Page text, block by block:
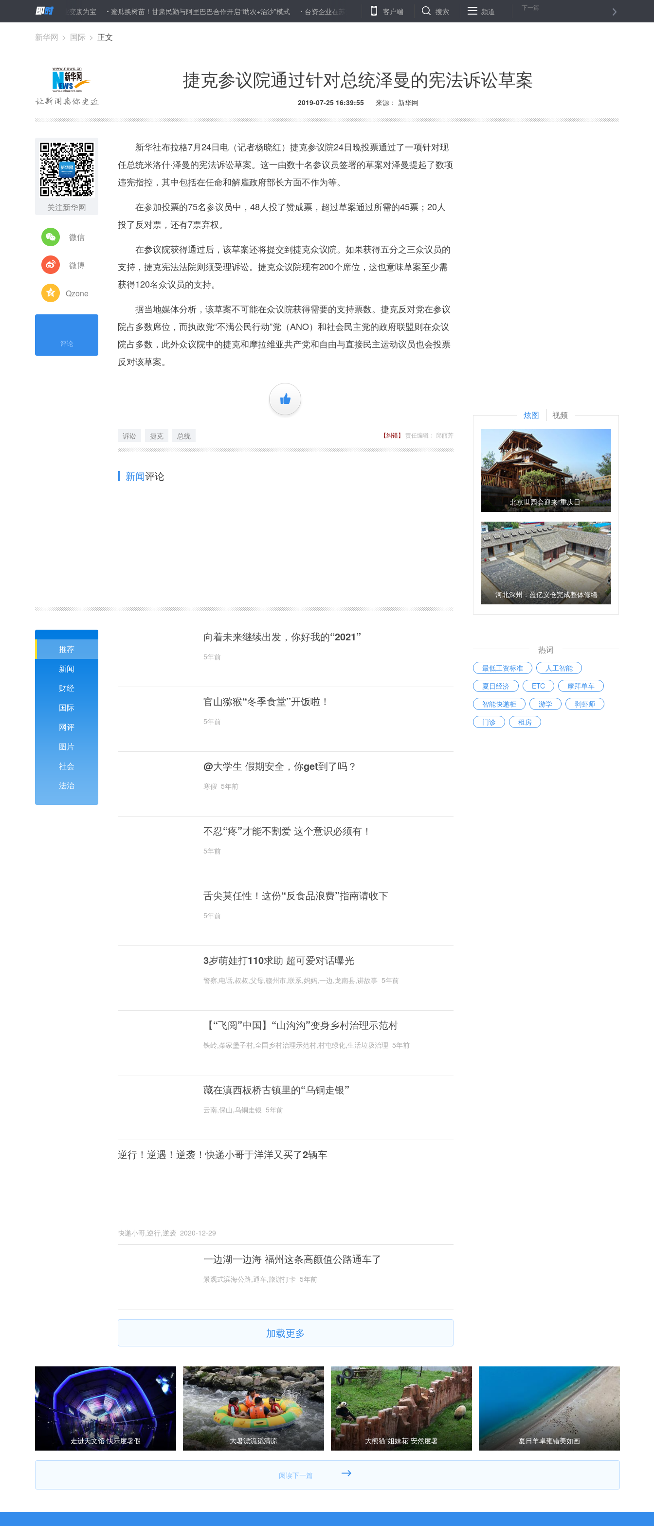
拍卖帮助企业变废为宝 蜜瓜换树苗！甘肃民勤与阿里巴巴合作开启“助农+治沙”模式 台资企业在苏州举办高校自动化设计大赛 2019中国印刷业创新大会聚焦“绿色化”发展 美向欧航局交付“欧几里德”探
客户端 搜索 频道 下一篇
新华网 > 国际 > 正文
捷克参议院通过针对总统泽曼的宪法诉讼草案
2019-07-25 16:39:55 来源： 新华网
关注新华网
微信
微博
Qzone
评论
新华社布拉格7月24日电（记者杨晓红）捷克参议院24日晚投票通过了一项针对现
任总统米洛什·泽曼的宪法诉讼草案。这一由数十名参议员签署的草案对泽曼提起了数项
违宪指控，其中包括在任命和解雇政府部长方面不作为等。
在参加投票的75名参议员中，48人投了赞成票，超过草案通过所需的45票；20人
投了反对票，还有7票弃权。
在参议院获得通过后，该草案还将提交到捷克众议院。如果获得五分之三众议员的
支持，捷克宪法法院则须受理诉讼。捷克众议院现有200个席位，这也意味草案至少需
获得120名众议员的支持。
据当地媒体分析，该草案不可能在众议院获得需要的支持票数。捷克反对党在参议
院占多数席位，而执政党“不满公民行动”党（ANO）和社会民主党的政府联盟则在众议
院占多数，此外众议院中的捷克和摩拉维亚共产党和自由与直接民主运动议员也会投票
反对该草案。
+1
诉讼 捷克 总统 【纠错】 责任编辑： 邱丽芳
新闻评论
推荐
新闻
财经
国际
网评
图片
社会
法治
向着未来继续出发，你好我的“2021”
5年前
官山猕猴“冬季食堂”开饭啦！
5年前
@大学生 假期安全，你get到了吗？
寒假 5年前
不忍“疼”才能不割爱 这个意识必须有！
5年前
舌尖莫任性！这份“反食品浪费”指南请收下
5年前
3岁萌娃打110求助 超可爱对话曝光
警察,电话,叔叔,父母,赣州市,联系,妈妈,一边,龙南县,讲故事 5年前
【“飞阅”中国】“山沟沟”变身乡村治理示范村
铁岭,柴家堡子村,全国乡村治理示范村,村屯绿化,生活垃圾治理 5年前
藏在滇西板桥古镇里的“乌铜走银”
云南,保山,乌铜走银 5年前
逆行！逆遇！逆袭！快递小哥于洋洋又买了2辆车
快递小哥,逆行,逆袭 2020-12-29
一边湖一边海 福州这条高颜值公路通车了
景观式滨海公路,通车,旅游打卡 5年前
加载更多
炫图 视频
北京世园会迎来“重庆日”
河北深州：盈亿义仓完成整体修缮
热词
最低工资标准
人工智能
夏日经济
ETC
摩拜单车
智能快递柜
游学
剥虾师
门诊
租房
走进天文馆 快乐度暑假 大暑漂流觅清凉 大熊猫“姐妹花”安然度暑 夏日羊卓雍错美如画